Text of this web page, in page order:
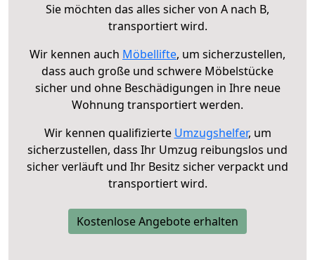
Sie möchten das alles sicher von A nach B,
transportiert wird.
Wir kennen auch Möbellifte, um sicherzustellen,
dass auch große und schwere Möbelstücke
sicher und ohne Beschädigungen in Ihre neue
Wohnung transportiert werden.
Wir kennen qualifizierte Umzugshelfer, um
sicherzustellen, dass Ihr Umzug reibungslos und
sicher verläuft und Ihr Besitz sicher verpackt und
transportiert wird.
Kostenlose Angebote erhalten